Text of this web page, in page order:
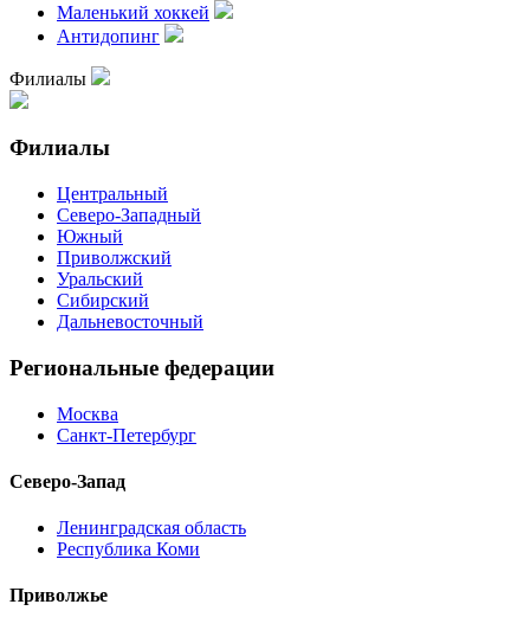
Маленький хоккей
Антидопинг
Филиалы
Филиалы
Центральный
Северо-Западный
Южный
Приволжский
Уральский
Сибирский
Дальневосточный
Региональные федерации
Москва
Санкт-Петербург
Северо-Запад
Ленинградская область
Республика Коми
Приволжье